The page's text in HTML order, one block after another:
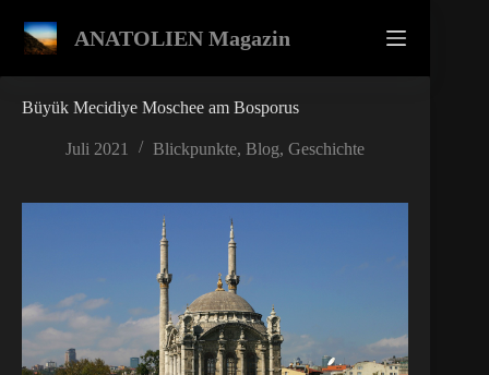
Inhalt
springen
ANATOLIEN Magazin
Büyük Mecidiye Moschee am Bosporus
Juli 2021 Blickpunkte, Blog, Geschichte